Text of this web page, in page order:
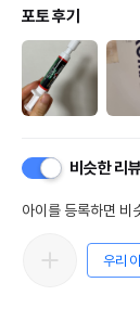
포토 후기
비슷한 리
아이를 등록하면 비
우리